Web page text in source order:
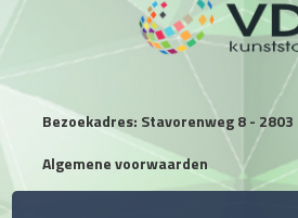
Bezoekadres: Stavorenweg 8 - 2803
Algemene voorwaarden